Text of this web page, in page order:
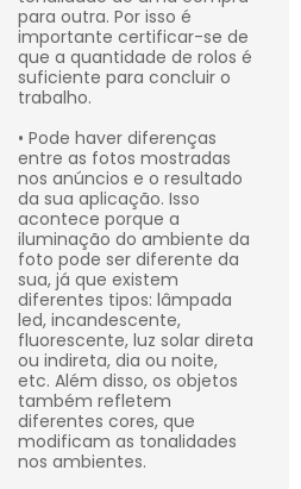
para outra. Por isso é
importante certificar-se de
que a quantidade de rolos é
suficiente para concluir o
trabalho.
• Pode haver diferenças
entre as fotos mostradas
nos anúncios e o resultado
da sua aplicação. Isso
acontece porque a
iluminação do ambiente da
foto pode ser diferente da
sua, já que existem
diferentes tipos: lâmpada
led, incandescente,
fluorescente, luz solar direta
ou indireta, dia ou noite,
etc. Além disso, os objetos
também refletem
diferentes cores, que
modificam as tonalidades
nos ambientes.